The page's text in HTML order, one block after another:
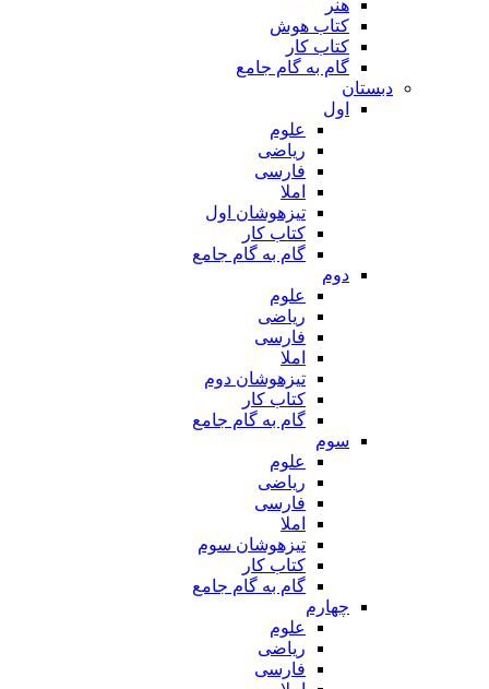
هنر
کتاب هوش
کتاب کار
گام به گام جامع
دبستان
اول
علوم
ریاضی
فارسی
املا
تیزهوشان اول
کتاب کار
گام به گام جامع
دوم
علوم
ریاضی
فارسی
املا
تیزهوشان دوم
کتاب کار
گام به گام جامع
سوم
علوم
ریاضی
فارسی
املا
تیزهوشان سوم
کتاب کار
گام به گام جامع
چهارم
علوم
ریاضی
فارسی